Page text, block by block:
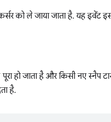
को ले जाया जाता है. यह इवेंट इस
हो जाता है और किसी नए स्नैप
है.